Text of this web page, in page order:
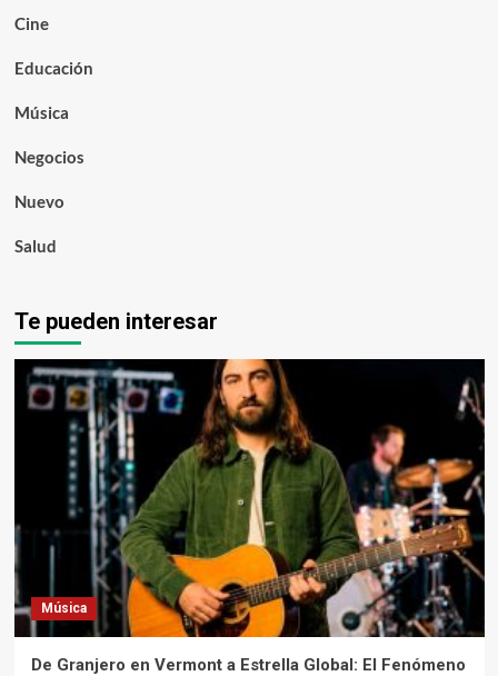
Cine
Educación
Música
Negocios
Nuevo
Salud
Te pueden interesar
Música
De Granjero en Vermont a Estrella Global: El Fenómeno